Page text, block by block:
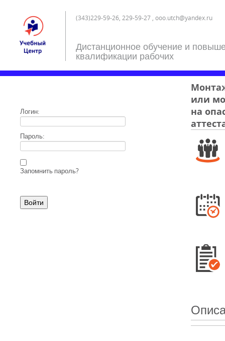
(343)229-59-26, 229-59-27 , ooo.utch@yandex.ru
Дистанционное обучение и
квалификации рабочих
Логин:
Пароль:
Запомнить пароль?
или
на